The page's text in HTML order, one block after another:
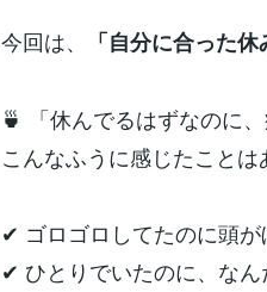
今回は、 「自分に合った休
🍵 「休んでるはずなのに
こんなふうに感じたことは
✔ ゴロゴロしてたのに頭が
✔ ひとりでいたのに、な